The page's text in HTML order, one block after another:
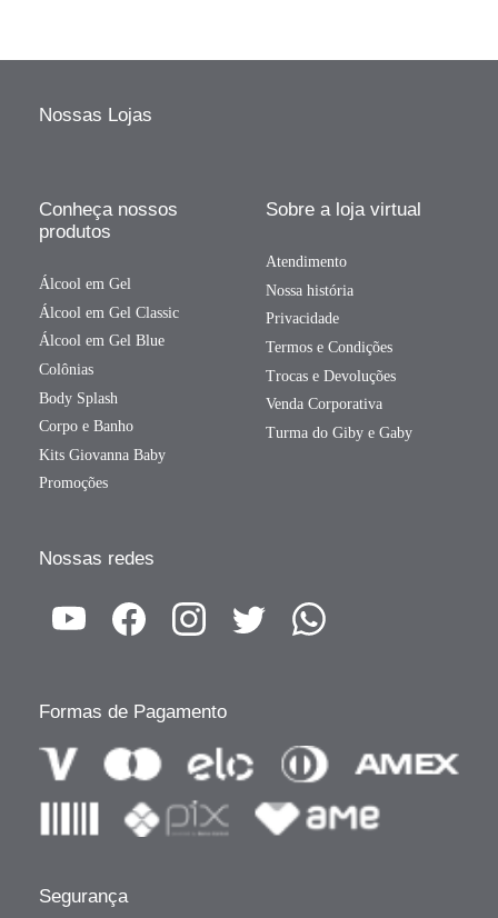
Nossas Lojas
Conheça nossos
produtos
Álcool em Gel
Álcool em Gel Classic
Álcool em Gel Blue
Colônias
Body Splash
Corpo e Banho
Kits Giovanna Baby
Promoções
Sobre a loja virtual
Atendimento
Nossa história
Privacidade
Termos e Condições
Trocas e Devoluções
Venda Corporativa
Turma do Giby e Gaby
Nossas redes
Formas de Pagamento
Segurança